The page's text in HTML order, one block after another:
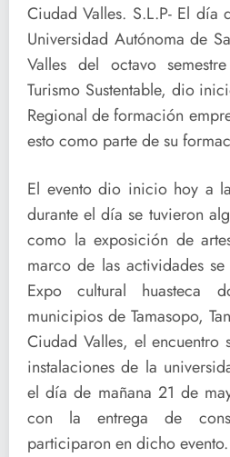
Ciudad Valles. S.L.P- El
Universidad Autónoma de
Valles del octavo
Turismo Sustentable, dio
Regional de formación
esto como parte de su
El evento dio inicio hoy a
durante el día se tuvieron
como la exposición de
marco de las actividades
Expo cultural huasteca
municipios de Tamasopo,
Ciudad Valles, el
instalaciones de la
el día de mañana 21 de
con la entrega de
participaron en dicho evento.